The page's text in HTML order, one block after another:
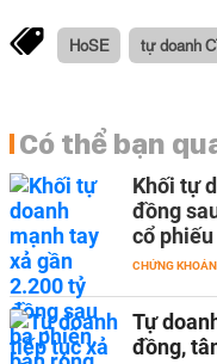
HoSE tự doanh
Có thể bạn
Khối tự
đồng
cổ phiếu
CHỨNG KHOÁN
Tự
đồng,